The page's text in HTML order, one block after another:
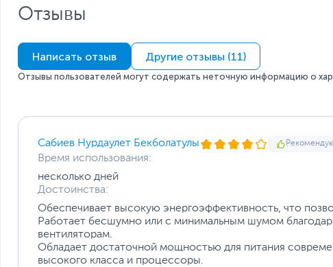
Особенности
Размеры и вес
Длина блока питания, мм
Размеры (Ш х В х Г)
Размеры упаковки (Ш х В х Г)
Вес изделия
Вес с упаковкой
Упаковка
Заводские данные
Отзывы
Написать отзыв Другие отзывы (11)
Отзывы пользователей могут содержать неточную информацию о
Сабиев Нурдаулет Бекболатулы
Время использования:
несколько дней
Достоинства:
Обеспечивает высокую энергоэффективность, что
Работает бесшумно или с минимальным шумом
вентиляторам.
Обладает достаточной мощностью для питания
высокого класса и процессоры.